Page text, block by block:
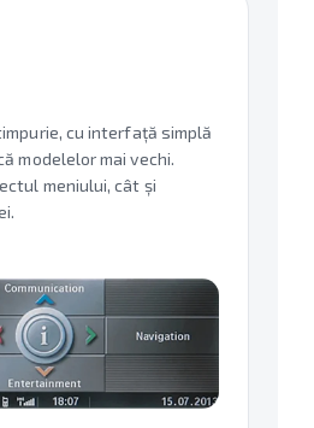
cu interfață simplă
modelelor mai vechi.
meniului, cât și